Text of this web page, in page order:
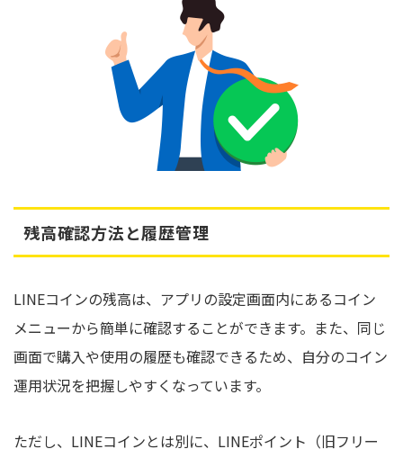
残高確認方法と履歴管理
LINEコインの残高は、アプリの設定画面内にあるコイン
メニューから簡単に確認することができます。また、同じ
画面で購入や使用の履歴も確認できるため、自分のコイン
運用状況を把握しやすくなっています。
ただし、LINEコインとは別に、LINEポイント（旧フリー